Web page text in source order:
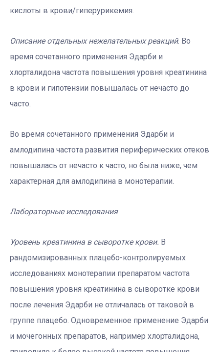
кислоты в крови/гиперурикемия.
Описание отдельных нежелательных реакций. Во
время сочетанного применения Эдарби и
хлорталидона частота повышения уровня креатинина
в крови и гипотензии повышалась от нечасто до
часто.
Во время сочетанного применения Эдарби и
амлодипина частота развития периферических отеков
повышалась от нечасто к часто, но была ниже, чем
характерная для амлодипина в монотерапии.
Лабораторные исследования
Уровень креатинина в сыворотке крови. В
рандомизированных плацебо-контролируемых
исследованиях монотерапии препаратом частота
повышения уровня креатинина в сыворотке крови
после лечения Эдарби не отличалась от таковой в
группе плацебо. Одновременное применение Эдарби
и мочегонных препаратов, например хлорталидона,